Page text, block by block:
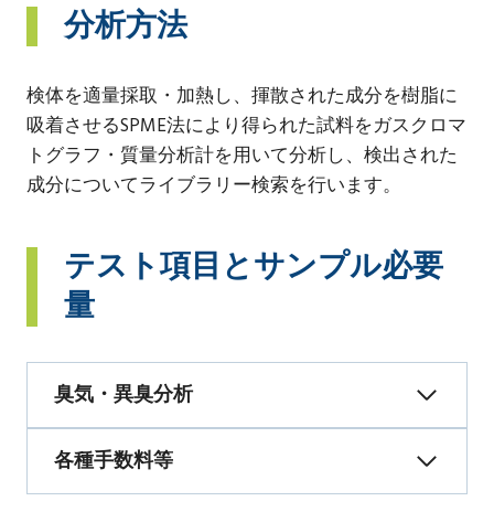
分析方法
検体を適量採取・加熱し、揮散された成分を樹脂に
吸着させるSPME法により得られた試料をガスクロマ
トグラフ・質量分析計を用いて分析し、検出された
成分についてライブラリー検索を行います。
テスト項目とサンプル必要
量
臭気・異臭分析
各種手数料等